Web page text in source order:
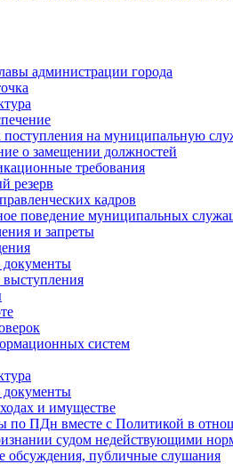
администрации города
поступления на муниципальную
о замещении должностей
требования
резерв
кадров
поведение муниципальных
и запреты
систем
и имуществе
по ПДн вместе с Политикой в
судом недействующими
обсуждения, публичные слушания